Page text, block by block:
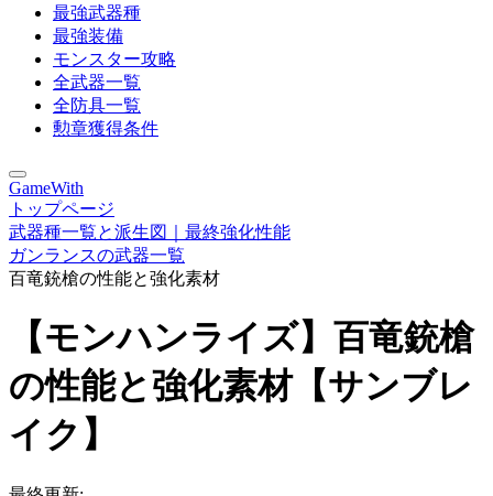
最強武器種
最強装備
モンスター攻略
全武器一覧
全防具一覧
勲章獲得条件
GameWith
トップページ
武器種一覧と派生図｜最終強化性能
ガンランスの武器一覧
百竜銃槍の性能と強化素材
【モンハンライズ】百竜銃槍
の性能と強化素材【サンブレ
イク】